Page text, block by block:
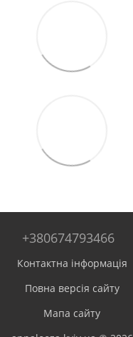
+380674793466
Контактна інформація
Повна версія сайту
Мапа сайту